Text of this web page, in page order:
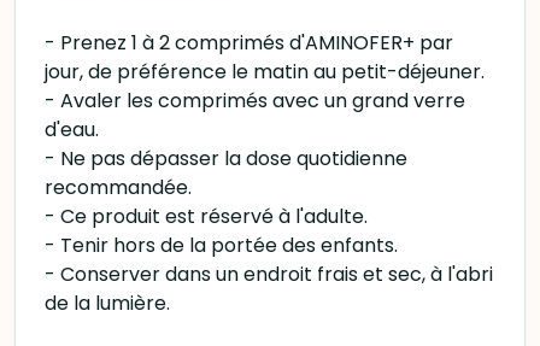
- Prenez 1 à 2 comprimés d'AMINOFER+ par
jour, de préférence le matin au petit-déjeuner.
- Avaler les comprimés avec un grand verre
d'eau.
- Ne pas dépasser la dose quotidienne
recommandée.
- Ce produit est réservé à l'adulte.
- Tenir hors de la portée des enfants.
- Conserver dans un endroit frais et sec, à l'abri
de la lumière.